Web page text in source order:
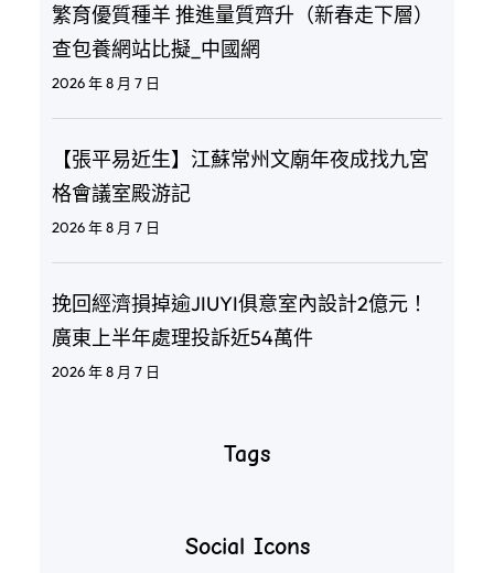
繁育優質種羊 推進量質齊升（新春走下層）
查包養網站比擬_中國網
2026 年 8 月 7 日
【張平易近生】江蘇常州文廟年夜成找九宮
格會議室殿游記
2026 年 8 月 7 日
挽回經濟損掉逾JIUYI俱意室內設計2億元！
廣東上半年處理投訴近54萬件
2026 年 8 月 7 日
Tags
Social Icons